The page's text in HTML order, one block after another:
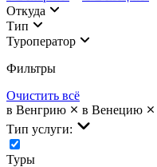
Откуда
Тип
Туроператор
Фильтры
Очистить всё
в Венгрию
в Венецию
Тип услуги:
Туры